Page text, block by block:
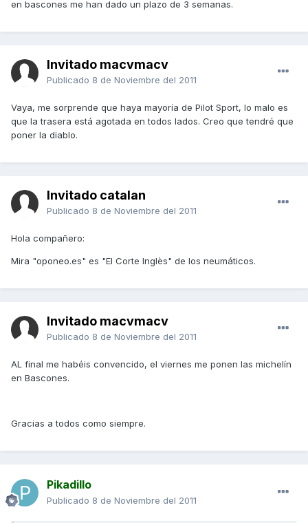
en bascones me han dado un plazo de 3 semanas.
Invitado macvmacv
Publicado 8 de Noviembre del 2011
Vaya, me sorprende que haya mayoría de Pilot Sport, lo malo es
que la trasera está agotada en todos lados. Creo que tendré que
poner la diablo.
Invitado catalan
Publicado 8 de Noviembre del 2011
Hola compañero:
Mira "oponeo.es" es "El Corte Inglès" de los neumáticos.
Invitado macvmacv
Publicado 8 de Noviembre del 2011
AL final me habéis convencido, el viernes me ponen las michelín
en Bascones.
Gracias a todos como siempre.
Pikadillo
Publicado 8 de Noviembre del 2011